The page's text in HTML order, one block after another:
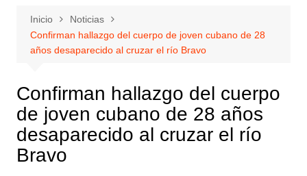
Inicio
Noticias
Confirman hallazgo del cuerpo de joven cubano de 28
años desaparecido al cruzar el río Bravo
Confirman hallazgo del cuerpo
de joven cubano de 28 años
desaparecido al cruzar el río
Bravo